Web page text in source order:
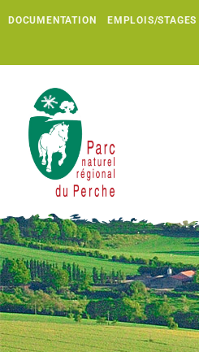
DOCUMENTATION EMPLOIS/STAGES